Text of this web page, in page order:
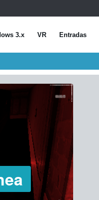
3.x VR Entradas